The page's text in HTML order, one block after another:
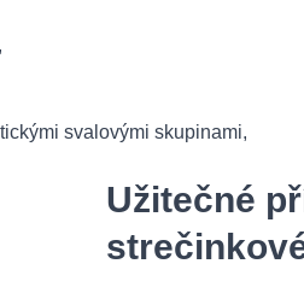
svalovými skupinami,
Užitečné